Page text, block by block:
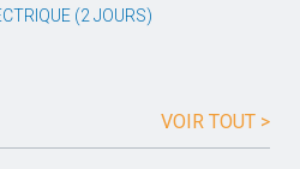
(2 JOURS)
VOIR TOUT >